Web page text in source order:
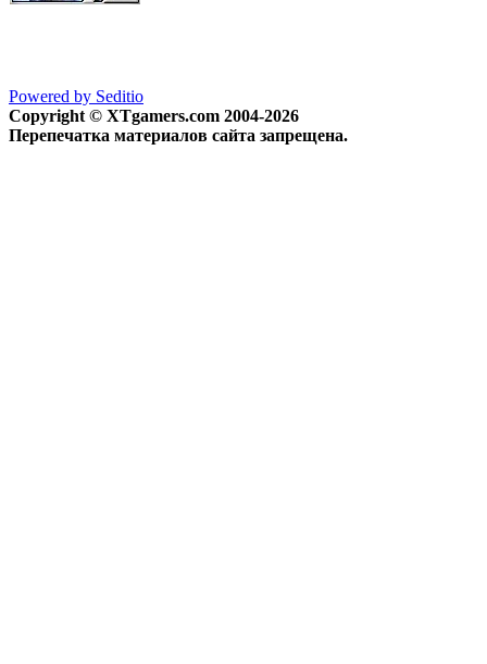
Powered by Seditio
Copyright © XTgamers.com 2004-2026
Перепечатка материалов сайта запрещена.